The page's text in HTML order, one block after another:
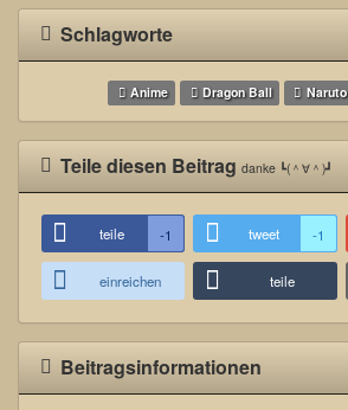
Schlagworte
Anime Dragon Ball Naruto
Teile diesen Beitragdanke ┗(＾∀＾)┛
teile -1 tweet -1
einreichen teile
Beitragsinformationen